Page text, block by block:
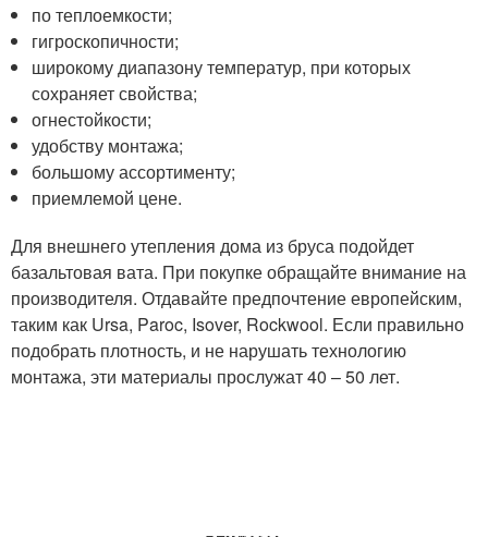
по теплоемкости;
гигроскопичности;
широкому диапазону температур, при которых
сохраняет свойства;
огнестойкости;
удобству монтажа;
большому ассортименту;
приемлемой цене.
Для внешнего утепления дома из бруса подойдет
базальтовая вата. При покупке обращайте внимание на
производителя. Отдавайте предпочтение европейским,
таким как Ursa, Paroc, Isover, Rockwool. Если правильно
подобрать плотность, и не нарушать технологию
монтажа, эти материалы прослужат 40 – 50 лет.